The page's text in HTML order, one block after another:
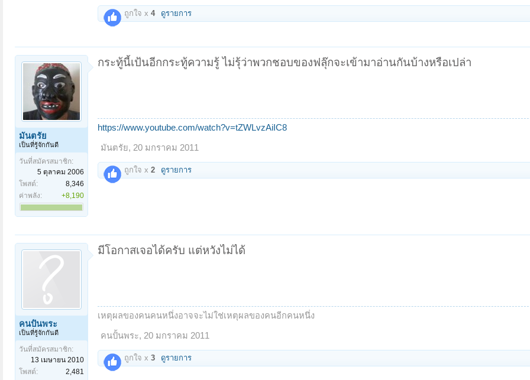
ถูกใจ x 4 ดูรายการ
มันตรัย
เป็นที่รู้จักกันดี
วันที่สมัครสมาชิก:
5 ตุลาคม 2006
โพสต์:
8,346
ค่าพลัง:
+8,190
กระทู้นี้เป้นอีกกระทู้ความรู้ ไม่รุ้ว่าพวกชอบของฟลุ๊กจะเข้ามาอ่านกันบ้างหรือเปล่า
https://www.youtube.com/watch?v=tZWLvzAiIC8
มันตรัย, 20 มกราคม 2011
ถูกใจ x 2 ดูรายการ
คนปั้นพระ
เป็นที่รู้จักกันดี
วันที่สมัครสมาชิก:
13 เมษายน 2010
โพสต์:
2,481
มีโอกาสเจอได้ครับ แต่หวังไม่ได้
เหตุผลของคนคนหนึ่งอาจจะไม่ใช่เหตุผลของคนอีกคนหนึ่ง
คนปั้นพระ, 20 มกราคม 2011
ถูกใจ x 3 ดูรายการ